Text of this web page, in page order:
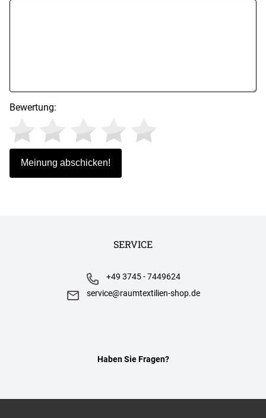
Bewertung:
SERVICE
Haben Sie Fragen?
+49 3745 - 7449624
service@raumtextilien-shop.de